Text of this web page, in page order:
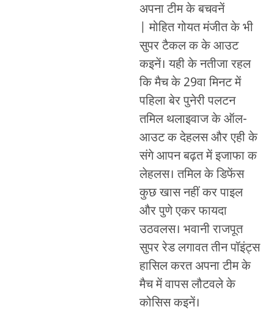
अपना टीम के बचवनें
| मोहित गोयत मंजीत के भी
सुपर टैकल क के आउट
कइनें। यही के नतीजा रहल
कि मैच के 29वा मिनट में
पहिला बेर पुनेरी पलटन
तमिल थलाइवाज के ऑल-
आउट क देहलस और एही के
संगे आपन बढ़त में इजाफा क
लेहलस। तमिल के डिफेंस
कुछ खास नहीं कर पाइल
और पुणे एकर फायदा
उठवलस। भवानी राजपूत
सुपर रेड लगावत तीन पॉइंट्स
हासिल करत अपना टीम के
मैच में वापस लौटवले के
कोसिस कइनें।